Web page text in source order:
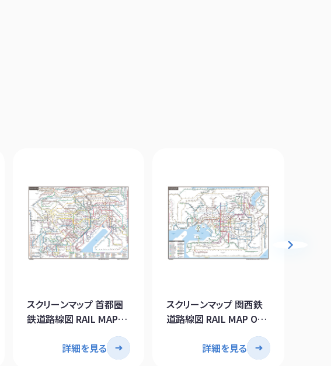
スクリーンマップ 首都圏
鉄道路線図 RAIL MAP
詳細を見る
スクリーンマップ 関西鉄
道路線図 RAIL MAP OF
詳細を見る